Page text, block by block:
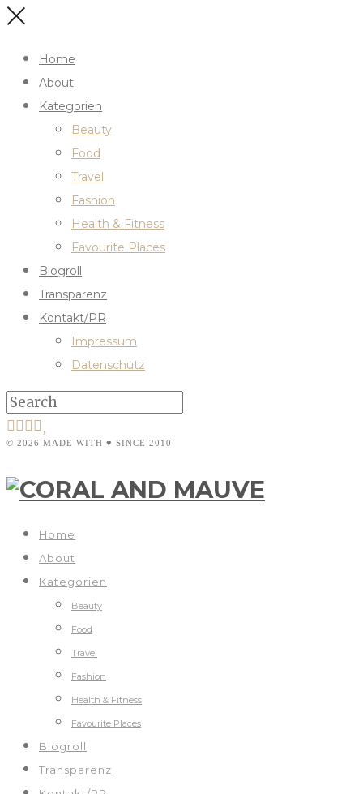
Home
About
Kategorien
Beauty
Food
Travel
Fashion
Health & Fitness
Favourite Places
Blogroll
Transparenz
Kontakt/PR
Impressum
Datenschutz
© 2026 MADE WITH ♥ SINCE 2010
Home
About
Kategorien
Beauty
Food
Travel
Fashion
Health & Fitness
Favourite Places
Blogroll
Transparenz